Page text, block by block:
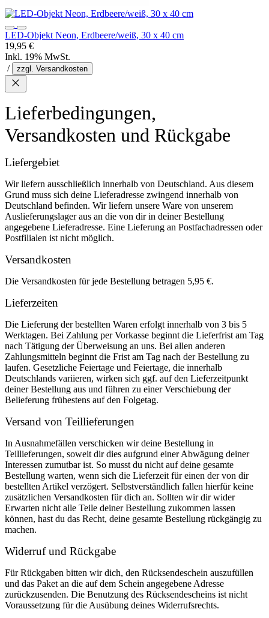
LED-Objekt Neon, Erdbeere/weiß, 30 x 40 cm
19,95 €
Inkl. 19% MwSt.
/
zzgl. Versandkosten
Lieferbedingungen,
Versandkosten und Rückgabe
Liefergebiet
Wir liefern ausschließlich innerhalb von Deutschland. Aus diesem
Grund muss sich deine Lieferadresse zwingend innerhalb von
Deutschland befinden. Wir liefern unsere Ware von unserem
Auslieferungslager aus an die von dir in deiner Bestellung
angegebene Lieferadresse. Eine Lieferung an Postfachadressen oder
Postfilialen ist nicht möglich.
Versandkosten
Die Versandkosten für jede Bestellung betragen 5,95 €.
Lieferzeiten
Die Lieferung der bestellten Waren erfolgt innerhalb von 3 bis 5
Werktagen. Bei Zahlung per Vorkasse beginnt die Lieferfrist am Tag
nach Tätigung der Überweisung an uns. Bei allen anderen
Zahlungsmitteln beginnt die Frist am Tag nach der Bestellung zu
laufen. Gesetzliche Feiertage und Feiertage, die innerhalb
Deutschlands variieren, wirken sich ggf. auf den Lieferzeitpunkt
deiner Bestellung aus und führen zu einer Verschiebung der
Belieferung frühestens auf den Folgetag.
Versand von Teillieferungen
In Ausnahmefällen verschicken wir deine Bestellung in
Teillieferungen, soweit dir dies aufgrund einer Abwägung deiner
Interessen zumutbar ist. So musst du nicht auf deine gesamte
Bestellung warten, wenn sich die Lieferzeit für einen der von dir
bestellten Artikel verzögert. Selbstverständlich fallen hierfür keine
zusätzlichen Versandkosten für dich an. Sollten wir dir wider
Erwarten nicht alle Teile deiner Bestellung zukommen lassen
können, hast du das Recht, deine gesamte Bestellung rückgängig zu
machen.
Widerruf und Rückgabe
Für Rückgaben bitten wir dich, den Rücksendeschein auszufüllen
und das Paket an die auf dem Schein angegebene Adresse
zurückzusenden. Die Benutzung des Rücksendescheins ist nicht
Voraussetzung für die Ausübung deines Widerrufsrechts.